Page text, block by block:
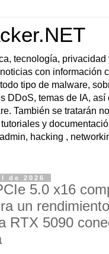
tecnología, privacidad
con información
tipo de malware,
DDoS, temas de IA,
También se tratarán
y
hacking ,
de 2026
5.0 x16
un
RTX 5090